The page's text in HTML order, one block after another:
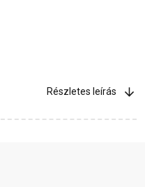
Részletes leírás